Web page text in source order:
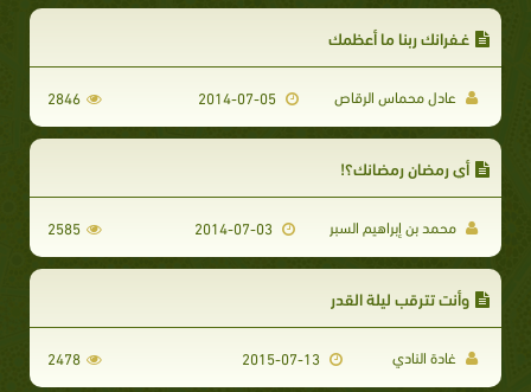
غـفرانك ربنا ما أعظمك
عادل محماس الرقاص 2014-07-05
2846
أي رمضان رمضانك؟!
محمد بن إبراهيم السبر 2014-07-03
2585
وأنت تترقب ليلة القدر
غادة النادي 2015-07-13
2478